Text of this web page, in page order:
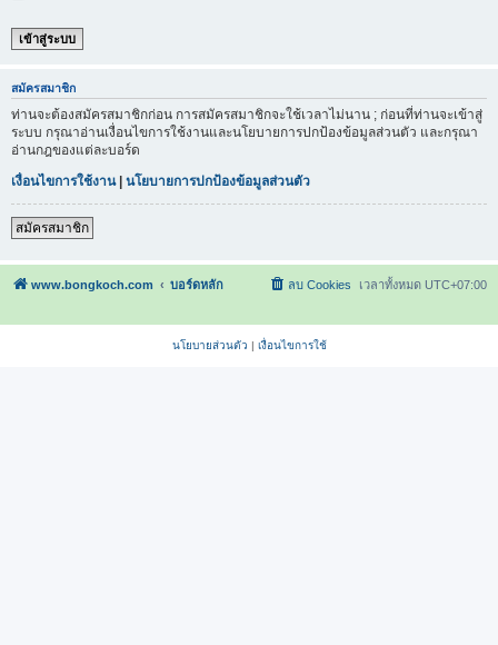
สมัครสมาชิก
ท่านจะต้องสมัครสมาชิกก่อน การสมัครสมาชิกจะใช้เวลาไม่นาน ; ก่อนที่ท่านจะเข้าสู่
ระบบ กรุณาอ่านเงื่อนไขการใช้งานและนโยบายการปกป้องข้อมูลส่วนตัว และกรุณา
อ่านกฎของแต่ละบอร์ด
เงื่อนไขการใช้งาน| นโยบายการปกป้องข้อมูลส่วนตัว
สมัครสมาชิก
www.bongkoch.com บอร์ดหลัก เวลาทั้งหมด UTC+07:00
ลบ Cookies
นโยบายส่วนตัว | เงื่อนไขการใช้